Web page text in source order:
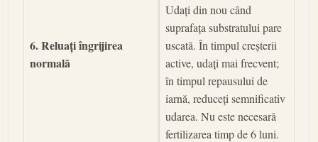
6. Reluați îngrijirea
normală
Udați din nou când
suprafața substratului pare
uscată. În timpul creșterii
active, udați mai frecvent;
în timpul repausului de
iarnă, reduceți semnificativ
udarea. Nu este necesară
fertilizarea timp de 6 luni.